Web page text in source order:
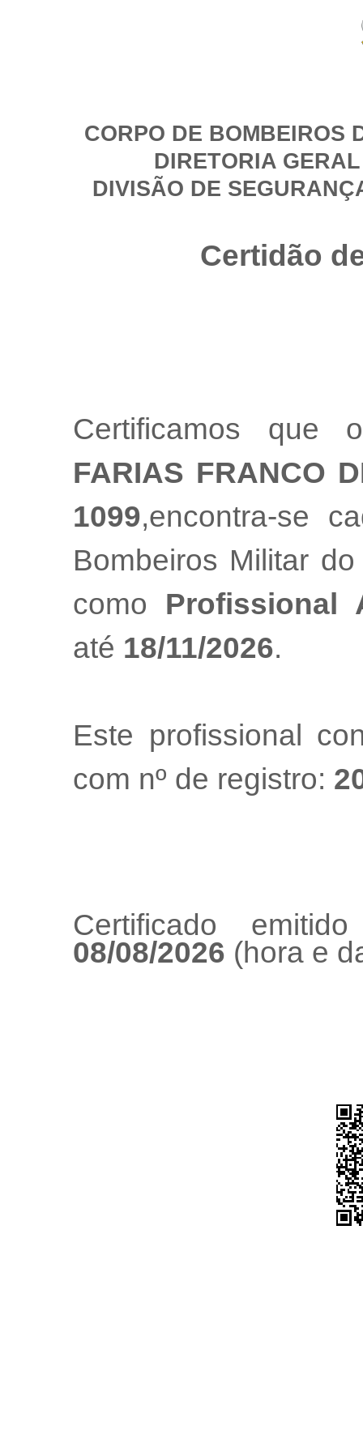
CORPO DE BOMBEIROS
DIRETORIA
DIVISÃO DE
Certidão
Certificamos que
FARIAS FRANCO
1099,encontra-se
Bombeiros Militar
como Profissional
até 18/11/2026.
Este profissional
com nº de registro:
Certificado
08/08/2026 (hora e